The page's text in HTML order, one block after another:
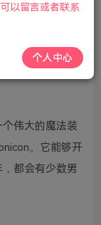
个任务已经被圆
世界里，会发生
伟大的魔法装
。它能够开
都会有少数男
以留言或者联系
个人中心